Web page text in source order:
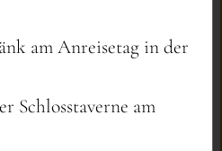
KREISam Anreisetag in der
Schlosstaverne am